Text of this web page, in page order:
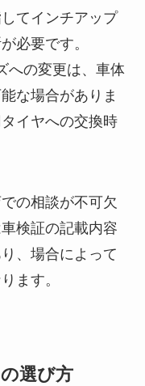
てインチアップ
必要です。
への変更は、車体
な場合がありま
イヤへの交換時
の相談が不可欠
検証の記載内容
、場合によって
ます。
選び方